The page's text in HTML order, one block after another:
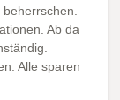
Ab da
Alle sparen